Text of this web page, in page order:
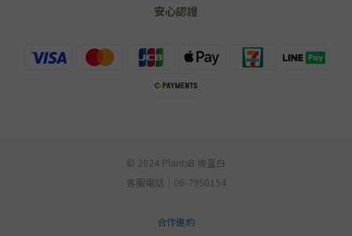
安心認證
© 2024 PlantsB 彼蛋白
客服電話｜06-7950154
合作邀約